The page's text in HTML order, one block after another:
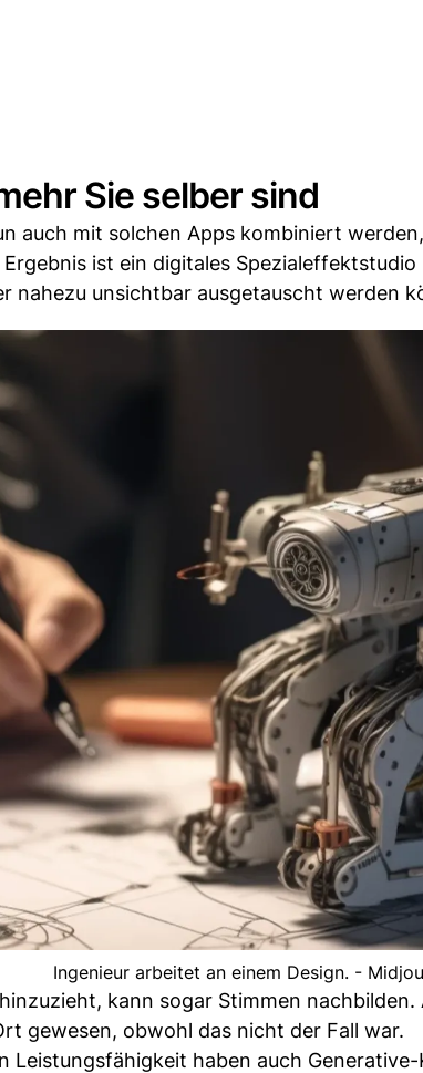
Sie selber sind
auch mit solchen Apps kombiniert
ist ein digitales
nahezu unsichtbar ausgetauscht werden
Ingenieur arbeitet an einem Design. -
kann sogar Stimmen
gewesen, obwohl das nicht der Fall war.
Leistungsfähigkeit haben auch